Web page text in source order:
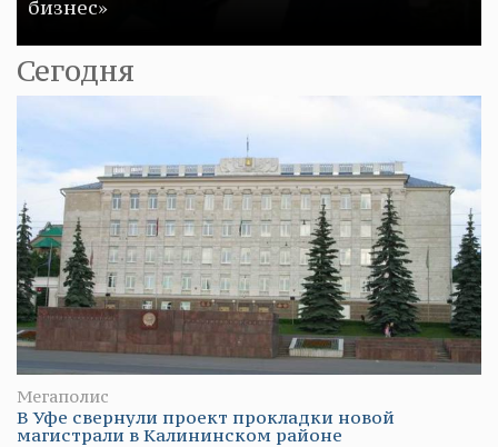
бизнес»
Сегодня
Мегаполис
В Уфе свернули проект прокладки новой
магистрали в Калининском районе